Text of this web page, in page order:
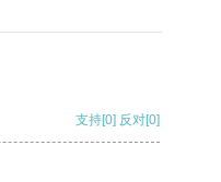
支持[0] 反对[0]